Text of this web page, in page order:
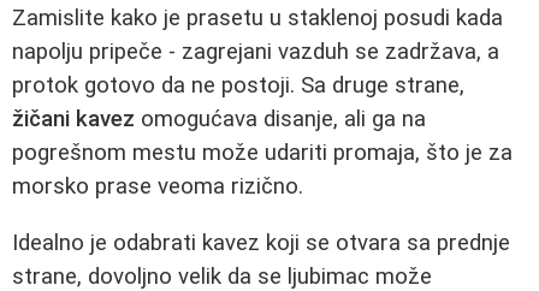
Zamislite kako je prasetu u staklenoj posudi kada
napolju pripeče - zagrejani vazduh se zadržava, a
protok gotovo da ne postoji. Sa druge strane,
žičani kavez omogućava disanje, ali ga na
pogrešnom mestu može udariti promaja, što je za
morsko prase veoma rizično.
Idealno je odabrati kavez koji se otvara sa prednje
strane, dovoljno velik da se ljubimac može